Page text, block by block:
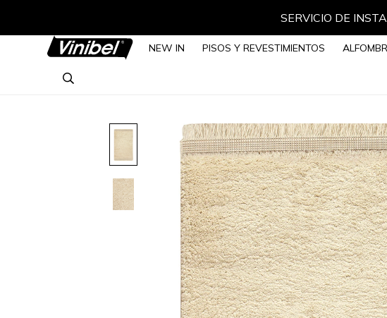
SERVICIO DE
NEW IN PISOS Y REVESTIMIENTOS